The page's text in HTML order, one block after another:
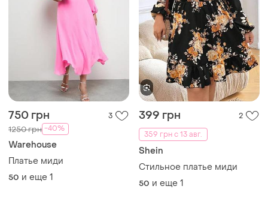
750 грн 3
1250 грн -40%
Warehouse
Платье миди
50 и еще 1
399 грн
2
359 грн с 13 авг.
Shein
Стильное платье миди
50 и еще 1